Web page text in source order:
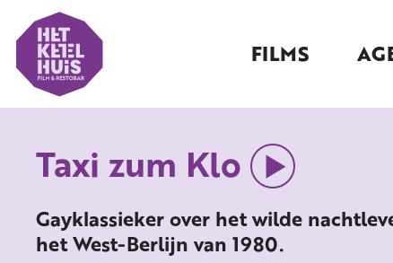
FILMS
Taxi zum Klo
Gayklassieker over het wilde
het West-Berlijn van 1980.